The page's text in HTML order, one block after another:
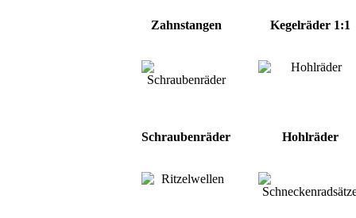
Zahnstangen Kegelräder 1:1
Schraubenräder Hohlräder